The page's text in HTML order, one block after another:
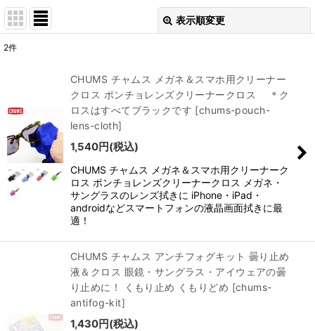
表示順変更
2件
CHUMS チャムス メガネ＆スマホ用クリーナー
クロス ポンチョレンズクリーナークロス ＊ク
ロスはすべてブラックです [chums-pouch-
lens-cloth]
1,540円(税込)
CHUMS チャムス メガネ＆スマホ用クリーナーク
ロス ポンチョレンズクリーナークロス メガネ・
サングラスのレンズ拭きに iPhone・iPad・
androidなどスマートフォンの液晶画面拭きに最
適！
CHUMS チャムス アンチフォグキット 曇り止め
液＆クロス 眼鏡・サングラス・アイウェアの曇
り止めに！ くもり止め くもりどめ [chums-
antifog-kit]
1,430円(税込)